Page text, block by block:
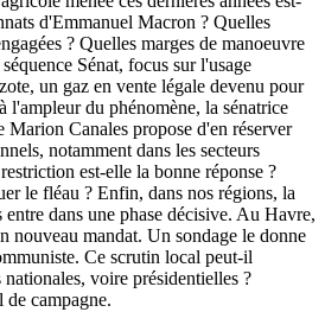
d'Emmanuel Macron ? Quelles
? Quelles marges de manoeuvre
Sénat, focus sur l'usage
un gaz en vente légale devenu pour
l'ampleur du phénomène, la sénatrice
Canales propose d'en réserver
notamment dans les secteurs
est-elle la bonne réponse ?
le fléau ? Enfin, dans nos régions, la
dans une phase décisive. Au Havre,
nouveau mandat. Un sondage le donne
Ce scrutin local peut-il
voire présidentielles ?
campagne.